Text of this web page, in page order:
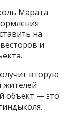
Марата
на
и
вторую
жителей
объект — это